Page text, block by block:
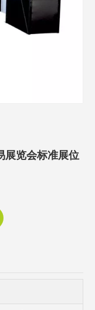
展览会标准展位